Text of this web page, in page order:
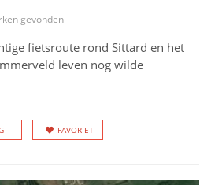
gevonden
fietsroute rond Sittard en het
leven nog wilde
FAVORIET